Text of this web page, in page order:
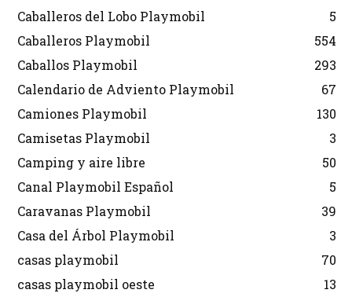
Caballeros del Lobo Playmobil
5
Caballeros Playmobil
554
Caballos Playmobil
293
Calendario de Adviento Playmobil
67
Camiones Playmobil
130
Camisetas Playmobil
3
Camping y aire libre
50
Canal Playmobil Español
5
Caravanas Playmobil
39
Casa del Árbol Playmobil
3
casas playmobil
70
casas playmobil oeste
13